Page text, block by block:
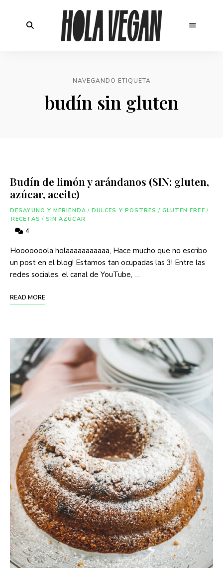
NAVEGANDO ETIQUETA
budín sin gluten
Budín de limón y arándanos (SIN: gluten,
azúcar, aceite)
DESAYUNO Y MERIENDA / DULCES Y POSTRES / GLUTEN FREE /
RECETAS / SIN AZÚCAR
4
Hooooooola holaaaaaaaaaaa, Hace mucho que no escribo
un post en el blog! Estamos tan ocupadas las 3! Entre las
redes sociales, el canal de YouTube, …
READ MORE